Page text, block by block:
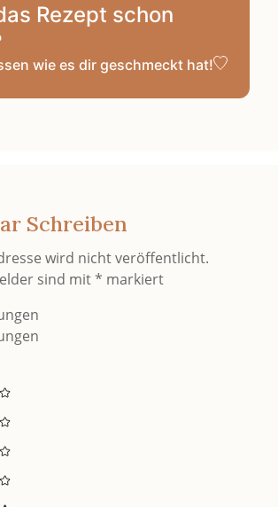
Rezept schon
wie es dir geschmeckt hat!
Schreiben
wird nicht veröffentlicht.
sind mit* markiert